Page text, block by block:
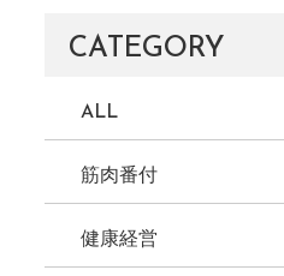
CATEGORY
ALL
筋肉番付
健康経営